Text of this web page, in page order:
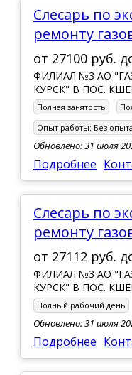
Слесарь по эксплуатации и
ремонту
от 27100 руб.
ФИЛИАЛ №3 АО
КУРСК" В ПОС.
Полная занятость
Опыт работы: Без опыта
Обновлено: 31 июля
Подробнее
Слесарь по эксплуатации и
ремонту
от 27112 руб.
ФИЛИАЛ №3 АО
КУРСК" В ПОС.
Полный рабочий день
Обновлено: 31 июля
Подробнее